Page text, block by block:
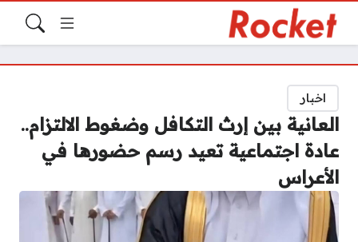
اخبار
العانية بين إرث التكافل وضغوط الالتزام..
عادة اجتماعية تعيد رسم حضورها في
الأعراس